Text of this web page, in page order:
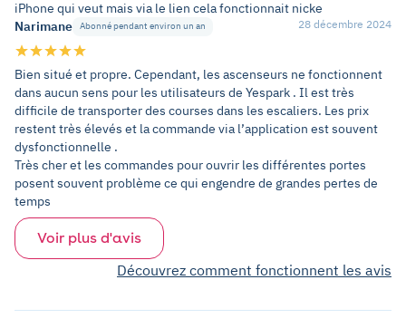
iPhone qui veut mais via le lien cela fonctionnait nicke
Narimane
Abonné pendant environ un an 28 décembre 2024
Bien situé et propre. Cependant, les ascenseurs ne fonctionnent
dans aucun sens pour les utilisateurs de Yespark . Il est très
difficile de transporter des courses dans les escaliers. Les prix
restent très élevés et la commande via l’application est souvent
dysfonctionnelle .
Très cher et les commandes pour ouvrir les différentes portes
posent souvent problème ce qui engendre de grandes pertes de
temps
Voir plus d'avis
Découvrez comment fonctionnent les avis